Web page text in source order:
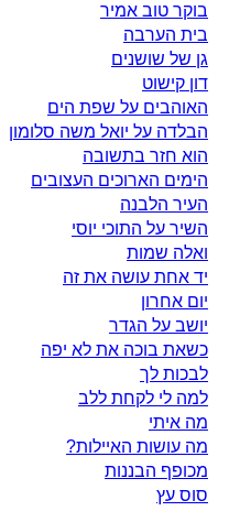
בוקר טוב אמיר
בית הערבה
גן של שושנים
דון קישוט
האוהבים על שפת הים
הבלדה על יואל משה סלומון
הוא חזר בתשובה
הימים הארוכים העצובים
העיר הלבנה
השיר על התוכי יוסי
ואלה שמות
יד אחת עושה את זה
יום אחרון
יושב על הגדר
כשאת בוכה את לא יפה
לבכות לך
למה לי לקחת ללב
מה איתי
מה עושות האיילות?
מכופף הבננות
סוס עץ